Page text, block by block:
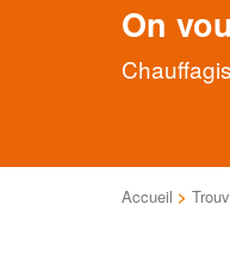
On
Accueil >